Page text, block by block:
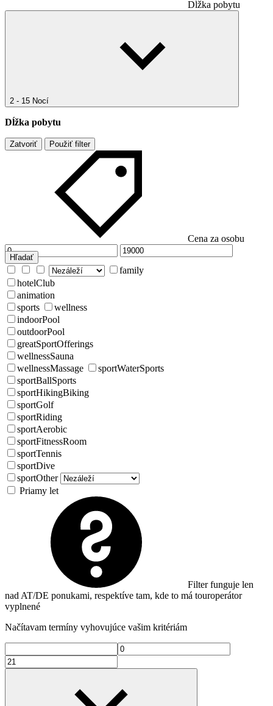
Dĺžka pobytu
2 - 15 Nocí
Dĺžka pobytu
Zatvoriť Použiť filter
Cena za osobu
Hľadať
family
hotelClub
animation
sports
wellness
indoorPool
outdoorPool
greatSportOfferings
wellnessSauna
wellnessMassage
sportWaterSports
sportBallSports
sportHikingBiking
sportGolf
sportRiding
sportAerobic
sportFitnessRoom
sportTennis
sportDive
sportOther
Priamy let
Filter funguje len
nad AT/DE ponukami, respektíve tam, kde to má touroperátor
vyplnené
Načítavam termíny vyhovujúce vašim kritériám